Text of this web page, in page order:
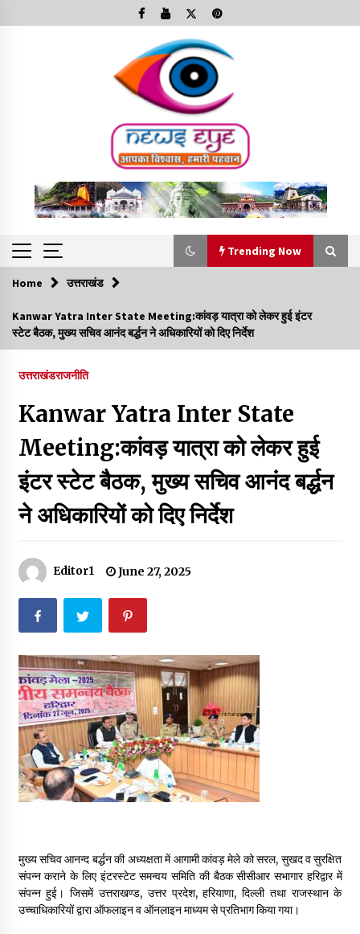
to
Trending Now
Trending Now
Minorities Rights Day : विश्व अल्पसंख्यक अधिकार दिवस
कार्यक्रम में शामिल हुए सीएम,आधुनिक मदरसों का नाम अब्दुल कलाम के नाम
Thought Of The Day 7 September
September 7, 2023
Thought Of The Day 6 September
September 6, 2023
May 18, 2022
Thought Of The Day 17 May
May 17, 2022
Thought Of The Day 16 May
May 16, 2022
Thought Of The Day 14 May
May 14, 2022
Thought Of The Day 13 May
May 13, 2022
Home उत्तराखंड
Kanwar Yatra Inter State Meeting:कांवड़ यात्रा को लेकर हुई इंटर
स्टेट बैठक, मुख्य सचिव आनंद बर्द्धन ने अधिकारियों को दिए निर्देश
उत्तराखंडराजनीति
Kanwar Yatra Inter State
Meeting:कांवड़ यात्रा को लेकर हुई
इंटर स्टेट बैठक, मुख्य सचिव आनंद बर्द्धन
ने अधिकारियों को दिए निर्देश
Editor1 June 27, 2025
मुख्य सचिव आनन्द बर्द्धन की अध्यक्षता में आगामी कांवड़ मेले को सरल, सुखद व सुरक्षित
संपन्न कराने के लिए इंटरस्टेट समन्वय समिति की बैठक सीसीआर सभागार हरिद्वार में
संपन्न हुई। जिसमें उत्तराखण्ड, उत्तर प्रदेश, हरियाणा, दिल्ली तथा राजस्थान के
उच्चाधिकारियों द्वारा ऑफलाइन व ऑनलाइन माध्यम से प्रतिभाग किया गया।